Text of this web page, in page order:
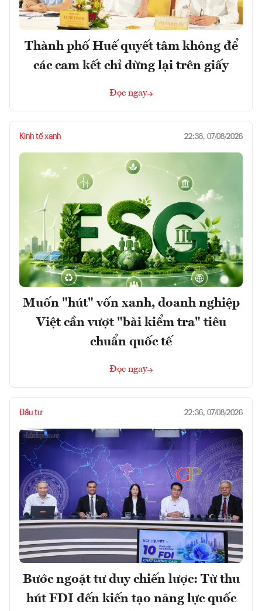
Thành phố Huế quyết tâm không để
các cam kết chỉ dừng lại trên giấy
Đọc ngay
Kinh tế xanh 22:38, 07/08/2026
Muốn "hút" vốn xanh, doanh nghiệp
Việt cần vượt "bài kiểm tra" tiêu
chuẩn quốc tế
Đọc ngay
Đầu tư 22:36, 07/08/2026
Bước ngoặt tư duy chiến lược: Từ thu
hút FDI đến kiến tạo năng lực quốc